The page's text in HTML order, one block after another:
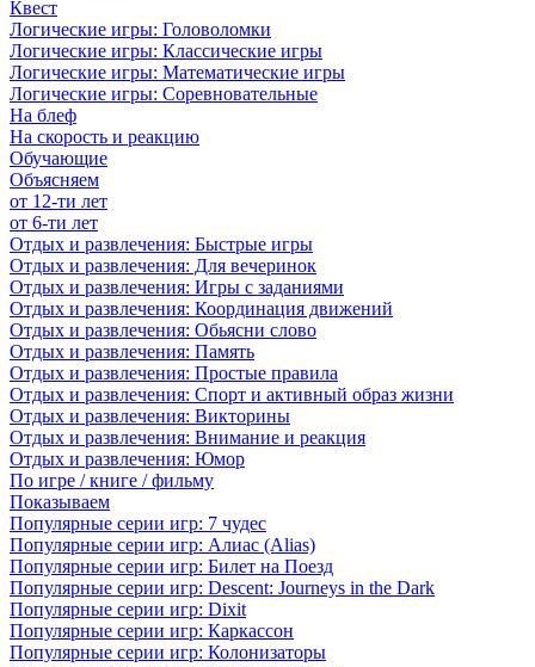
Квест
Логические игры: Головоломки
Логические игры: Классические игры
Логические игры: Математические игры
Логические игры: Соревновательные
На блеф
На скорость и реакцию
Обучающие
Объясняем
от 12-ти лет
от 6-ти лет
Отдых и развлечения: Быстрые игры
Отдых и развлечения: Для вечеринок
Отдых и развлечения: Игры с заданиями
Отдых и развлечения: Координация движений
Отдых и развлечения: Обьясни слово
Отдых и развлечения: Память
Отдых и развлечения: Простые правила
Отдых и развлечения: Спорт и активный образ жизни
Отдых и развлечения: Викторины
Отдых и развлечения: Внимание и реакция
Отдых и развлечения: Юмор
По игре / книге / фильму
Показываем
Популярные серии игр: 7 чудес
Популярные серии игр: Алиас (Alias)
Популярные серии игр: Билет на Поезд
Популярные серии игр: Descent: Journeys in the Dark
Популярные серии игр: Dixit
Популярные серии игр: Каркассон
Популярные серии игр: Колонизаторы